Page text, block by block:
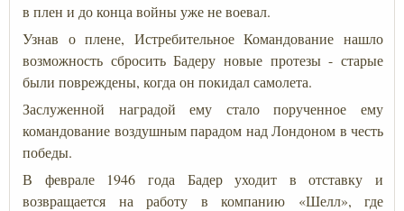
в плен и до конца войны уже не воевал.
Узнав о плене, Истребительное Командование нашло
возможность сбросить Бадеру новые протезы - старые
были повреждены, когда он покидал самолета.
Заслуженной наградой ему стало порученное ему
командование воздушным парадом над Лондоном в честь
победы.
В феврале 1946 года Бадер уходит в отставку и
возвращается на работу в компанию «Шелл», где